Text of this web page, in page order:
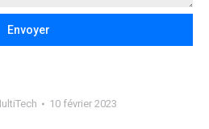
Envoyer
10 février 2023